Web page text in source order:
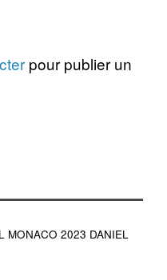
pour publier un
MONACO 2023 DANIEL